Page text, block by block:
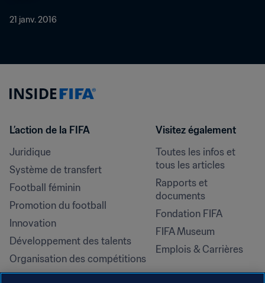
21 janv. 2016
L’action de la FIFA
Juridique
Système de transfert
Football féminin
Promotion du football
Innovation
Développement des talents
Organisation des compétitions
Développement durable
Visitez également
Toutes les infos et
tous les articles
Rapports et
documents
Fondation FIFA
FIFA Museum
Emplois & Carrières